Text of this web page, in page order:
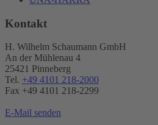
Kontakt
H. Wilhelm Schaumann GmbH
An der Mühlenau 4
25421 Pinneberg
Tel. +49 4101 218-2000
Fax +49 4101 218​-2299
E-Mail senden